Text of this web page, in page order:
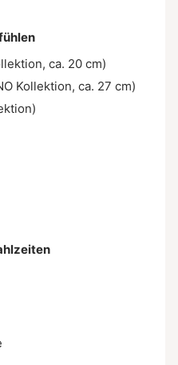
ca. 20 cm)
Kollektion, ca. 27 cm)